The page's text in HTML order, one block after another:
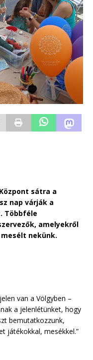
sátra a
nap várják a
Többféle
amelyekről
nekünk.
van a Völgyben –
a jelenlétünket, hogy
bemutatkozzunk,
játékokkal, mesékkel.”